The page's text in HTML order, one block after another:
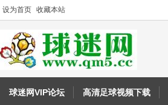
设为首页 收藏本站
球迷网VIP论坛 高清足球视频下载